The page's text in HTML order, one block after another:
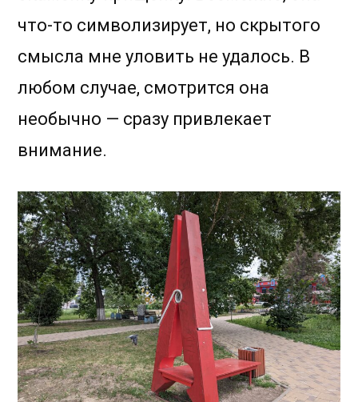
что-то символизирует, но скрытого
смысла мне уловить не удалось. В
любом случае, смотрится она
необычно — сразу привлекает
внимание.